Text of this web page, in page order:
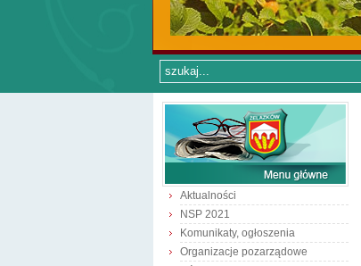
Aktualności
NSP 2021
Komunikaty, ogłoszenia
Organizacje pozarządowe